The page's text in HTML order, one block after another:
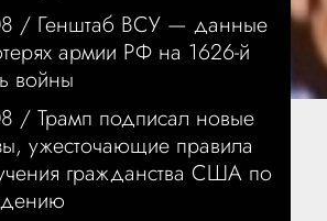
/ Генштаб ВСУ — данные
армии РФ на 1626-й
войны
/Трамп подписал новые
ужесточающие правила
гражданства США по